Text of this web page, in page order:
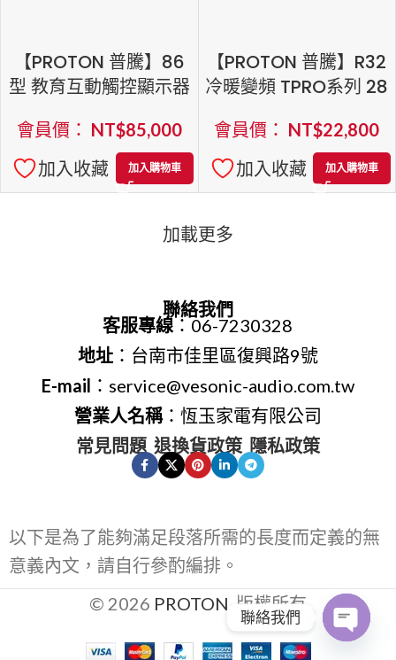
【PROTON 普騰】86
型 教育互動觸控顯示器
會員價： NT$85,000
加入收藏
加入購物車
【PROTON 普騰】R32
冷暖變頻 TPRO系列 28
會員價： NT$22,800
加入收藏
加入購物車
加載更多
聯絡我們
客服專線：06-7230328
地址：台南市佳里區復興路9號
E-mail ：service@vesonic-audio.com.tw
營業人名稱：恆玉家電有限公司
常見問題 退換貨政策 隱私政策
以下是為了能夠滿足段落所需的長度而定義的無
意義內文，請自行參酌編排。
© 2026 PROTON . 版權所有
聯絡我們